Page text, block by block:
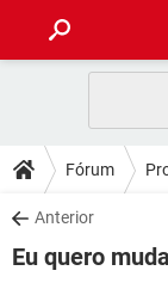
CELULAR
OUTLOOK
INSTAGRAM
DICAS
JOGOS
DOWNLOADS
JOGOS
FÓRUM
Fórum
Anterior
Eu quero